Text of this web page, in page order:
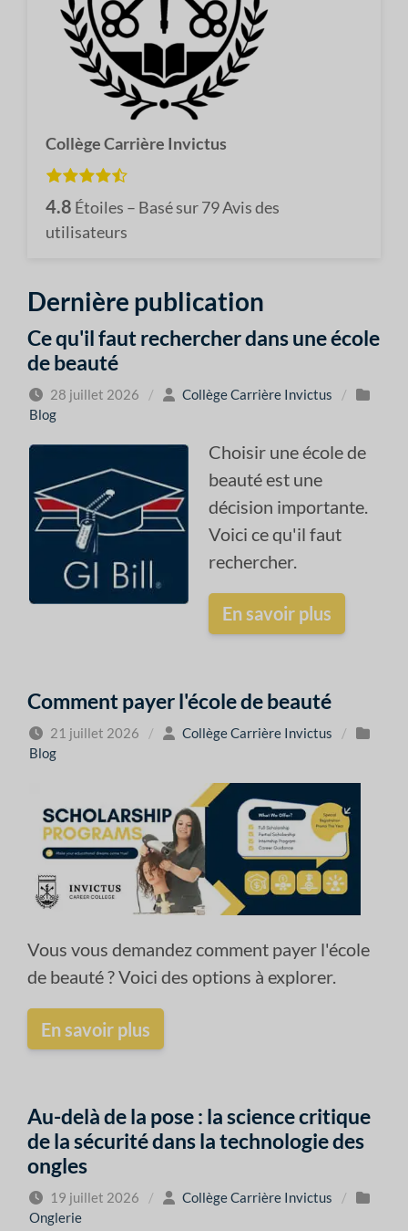
Collège Carrière Invictus
4.8 Étoiles – Basé sur79Avis des
utilisateurs
Dernière publication
Ce qu'il faut rechercher dans une école
de beauté
28 juillet 2026 / Collège Carrière Invictus
/
Blog
Choisir une école de
beauté est une
décision importante.
Voici ce qu'il faut
rechercher.
En savoir plus
Comment payer l'école de beauté
21 juillet 2026 / Collège Carrière Invictus
/
Blog
Vous vous demandez comment payer l'école
de beauté ? Voici des options à explorer.
En savoir plus
Au-delà de la pose : la science critique
de la sécurité dans la technologie des
ongles
19 juillet 2026 / Collège Carrière Invictus
/
Onglerie